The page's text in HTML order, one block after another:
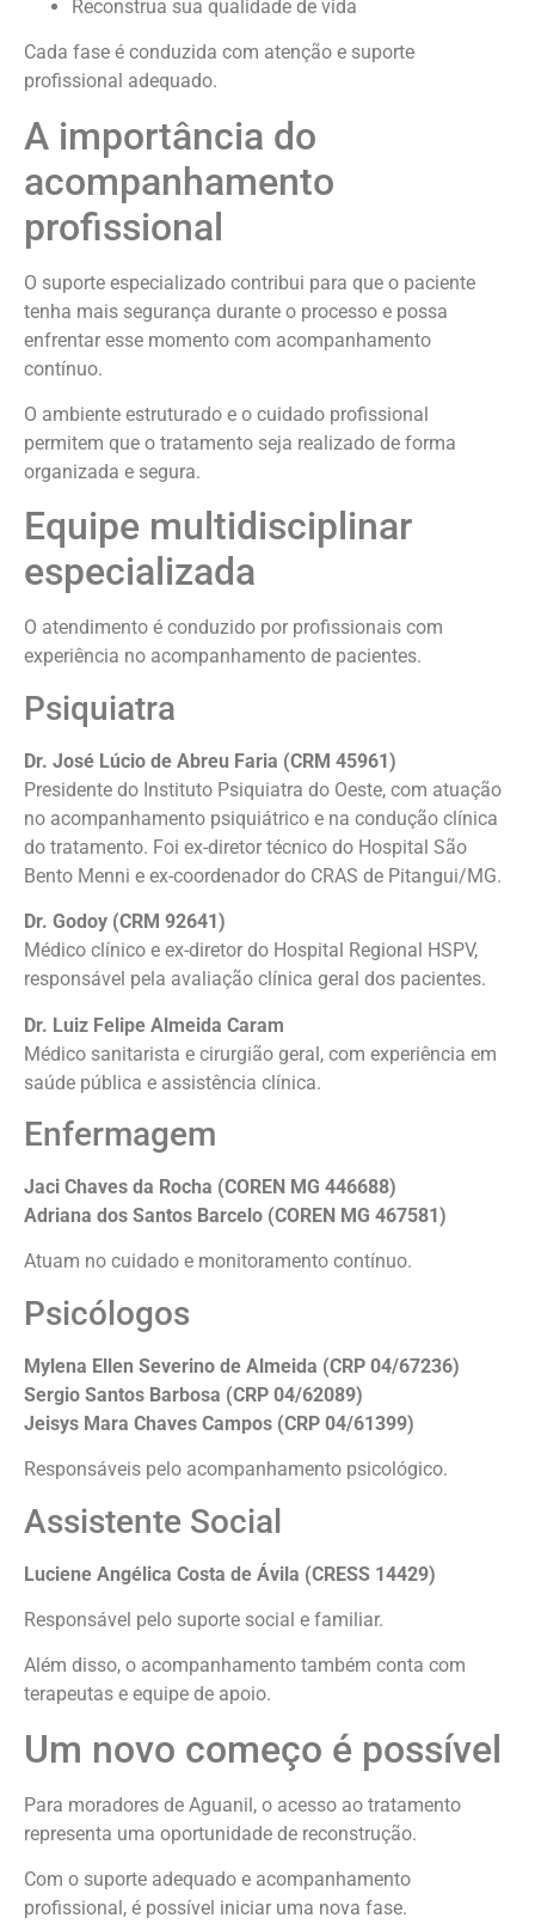
Reconstrua sua qualidade de vida
Cada fase é conduzida com atenção e suporte
profissional adequado.
A importância do
acompanhamento
profissional
O suporte especializado contribui para que o paciente
tenha mais segurança durante o processo e possa
enfrentar esse momento com acompanhamento
contínuo.
O ambiente estruturado e o cuidado profissional
permitem que o tratamento seja realizado de forma
organizada e segura.
Equipe multidisciplinar
especializada
O atendimento é conduzido por profissionais com
experiência no acompanhamento de pacientes.
Psiquiatra
Dr. José Lúcio de Abreu Faria (CRM 45961)
Presidente do Instituto Psiquiatra do Oeste, com atuação
no acompanhamento psiquiátrico e na condução clínica
do tratamento. Foi ex-diretor técnico do Hospital São
Bento Menni e ex-coordenador do CRAS de Pitangui/MG.
Dr. Godoy (CRM 92641)
Médico clínico e ex-diretor do Hospital Regional HSPV,
responsável pela avaliação clínica geral dos pacientes.
Dr. Luiz Felipe Almeida Caram
Médico sanitarista e cirurgião geral, com experiência em
saúde pública e assistência clínica.
Enfermagem
Jaci Chaves da Rocha (COREN MG 446688)
Adriana dos Santos Barcelo (COREN MG 467581)
Atuam no cuidado e monitoramento contínuo.
Psicólogos
Mylena Ellen Severino de Almeida (CRP 04/67236)
Sergio Santos Barbosa (CRP 04/62089)
Jeisys Mara Chaves Campos (CRP 04/61399)
Responsáveis pelo acompanhamento psicológico.
Assistente Social
Luciene Angélica Costa de Ávila (CRESS 14429)
Responsável pelo suporte social e familiar.
Além disso, o acompanhamento também conta com
terapeutas e equipe de apoio.
Um novo começo é possível
Para moradores de Aguanil, o acesso ao tratamento
representa uma oportunidade de reconstrução.
Com o suporte adequado e acompanhamento
profissional, é possível iniciar uma nova fase.